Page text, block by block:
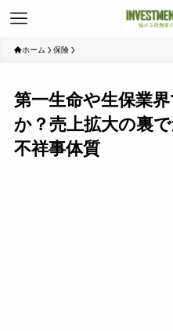
ホーム 保険
第一生命や生保業
か？売上拡大の裏
不祥事体質